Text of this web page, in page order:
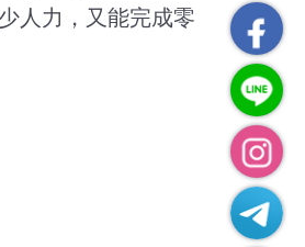
人力，又能完成零